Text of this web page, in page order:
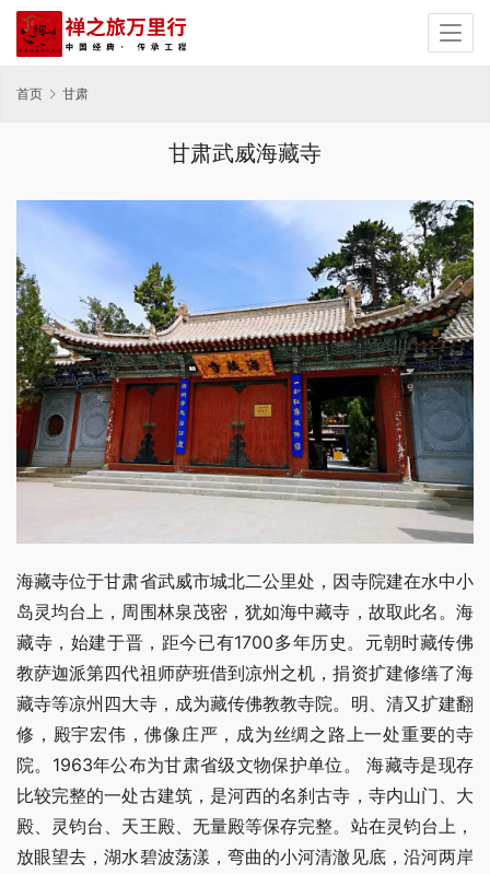
首页 甘肃
甘肃武威海藏寺
海藏寺位于甘肃省武威市城北二公里处，因寺院建在水中小
岛灵均台上，周围林泉茂密，犹如海中藏寺，故取此名。海
藏寺，始建于晋，距今已有1700多年历史。元朝时藏传佛
教萨迦派第四代祖师萨班借到凉州之机，捐资扩建修缮了海
藏寺等凉州四大寺，成为藏传佛教教寺院。明、清又扩建翻
修，殿宇宏伟，佛像庄严，成为丝绸之路上一处重要的寺
院。1963年公布为甘肃省级文物保护单位。 海藏寺是现存
比较完整的一处古建筑，是河西的名刹古寺，寺内山门、大
殿、灵钧台、天王殿、无量殿等保存完整。站在灵钧台上，
放眼望去，湖水碧波荡漾，弯曲的小河清澈见底，沿河两岸